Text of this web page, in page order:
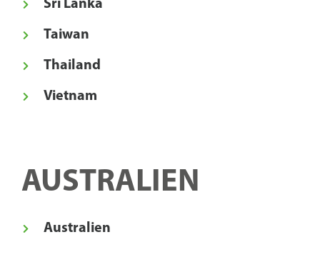
Taiwan
Thailand
Vietnam
AUSTRALIEN
Australien